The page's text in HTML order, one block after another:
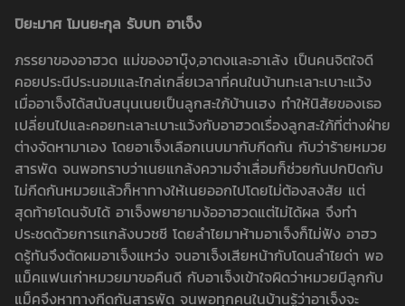
ปิยะมาศ โมนยะกุล รับบท อาเจ็ง
ภรรยาของอาฮวด แม่ของอาบุ๊ง,อาตงและอาเล้ง เป็นคนจิตใจดี
คอยประนีประนอมและไกล่เกลี่ยเวลาที่คนในบ้านทะเลาะเบาะแว้ง
เมื่ออาเจ็งได้สนับสนุนเนยเป็นลูกสะใภ้บ้านเฮง ทำให้นิสัยของเธอ
เปลี่ยนไปและคอยทะเลาะเบาะแว้งกับอาฮวดเรื่องลูกสะใภ้ที่ต่างฝ่าย
ต่างจัดหามาเอง โดยอาเจ็งเลือกเนบมากับกีดกัน กับว่าร้ายหมวย
สารพัด จนพอทราบว่าเนยแกล้งความจำเสื่อมก็ช่วยกันปกปิดกับ
ไม่กีดกันหมวยแล้วก็หาทางให้เนยออกไปโดยไม่ต้องสงสัย แต่
สุดท้ายโดนจับได้ อาเจ็งพยายามง้ออาฮวดแต่ไม่ได้ผล จึงทำ
ประชดด้วยการแกล้งบวชชี โดยลำไยมาห้ามอาเจ็งก็ไม่ฟัง อาฮว
ดรู้ทันจึงตัดผมอาเจ็งแหว่ง จนอาเจ็งเสียหน้ากับโดนลำไยด่า พอ
แม็คแฟนเก่าหมวยมาขอคืนดี กับอาเจ็งเข้าใจผิดว่าหมวยมีลูกกับ
แม็คจึงหาทางกีดกันสารพัด จนพอทุกคนในบ้านรู้ว่าอาเจ็งจะ